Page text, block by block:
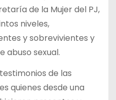
de la Mujer del PJ,
niveles,
y sobrevivientes y
abuso sexual.
de las
quienes desde una